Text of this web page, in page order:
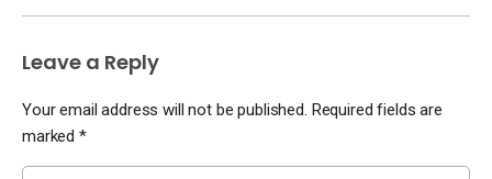
Leave a Reply
Your email address will not be published. Required fields are
marked *